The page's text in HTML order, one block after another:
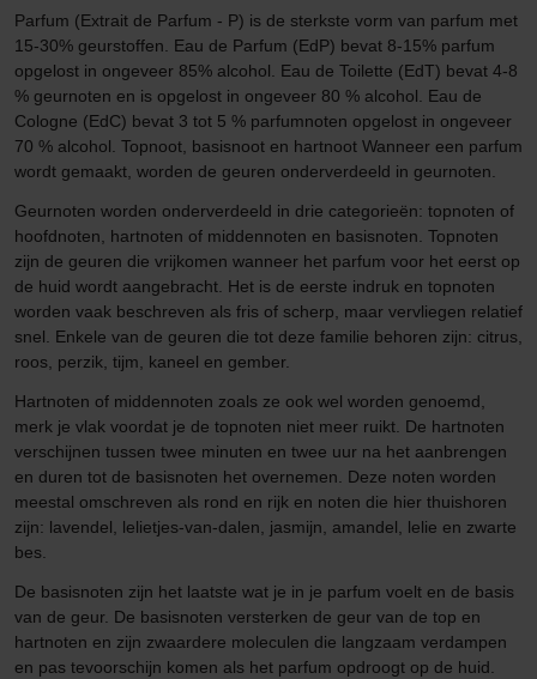
Parfum (Extrait de Parfum - P) is de sterkste vorm van parfum met
15-30% geurstoffen. Eau de Parfum (EdP) bevat 8-15% parfum
opgelost in ongeveer 85% alcohol. Eau de Toilette (EdT) bevat 4-8
% geurnoten en is opgelost in ongeveer 80 % alcohol. Eau de
Cologne (EdC) bevat 3 tot 5 % parfumnoten opgelost in ongeveer
70 % alcohol. Topnoot, basisnoot en hartnoot Wanneer een parfum
wordt gemaakt, worden de geuren onderverdeeld in geurnoten.
Geurnoten worden onderverdeeld in drie categorieën: topnoten of
hoofdnoten, hartnoten of middennoten en basisnoten. Topnoten
zijn de geuren die vrijkomen wanneer het parfum voor het eerst op
de huid wordt aangebracht. Het is de eerste indruk en topnoten
worden vaak beschreven als fris of scherp, maar vervliegen relatief
snel. Enkele van de geuren die tot deze familie behoren zijn: citrus,
roos, perzik, tijm, kaneel en gember.
Hartnoten of middennoten zoals ze ook wel worden genoemd,
merk je vlak voordat je de topnoten niet meer ruikt. De hartnoten
verschijnen tussen twee minuten en twee uur na het aanbrengen
en duren tot de basisnoten het overnemen. Deze noten worden
meestal omschreven als rond en rijk en noten die hier thuishoren
zijn: lavendel, lelietjes-van-dalen, jasmijn, amandel, lelie en zwarte
bes.
De basisnoten zijn het laatste wat je in je parfum voelt en de basis
van de geur. De basisnoten versterken de geur van de top en
hartnoten en zijn zwaardere moleculen die langzaam verdampen
en pas tevoorschijn komen als het parfum opdroogt op de huid.